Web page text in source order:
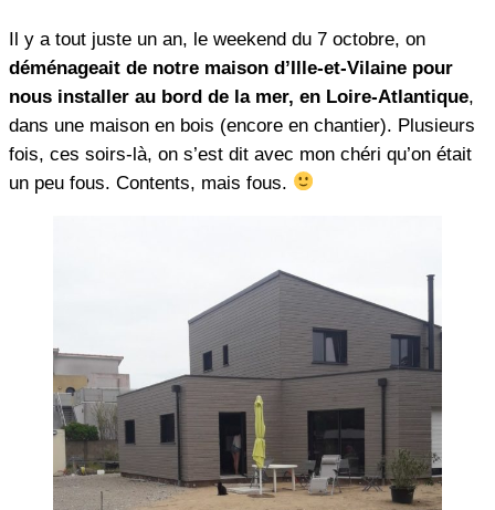
Il y a tout juste un an, le weekend du 7 octobre, on
déménageait de notre maison d’Ille-et-Vilaine pour
nous installer au bord de la mer, en Loire-Atlantique,
dans une maison en bois (encore en chantier). Plusieurs
fois, ces soirs-là, on s’est dit avec mon chéri qu’on était
un peu fous. Contents, mais fous.